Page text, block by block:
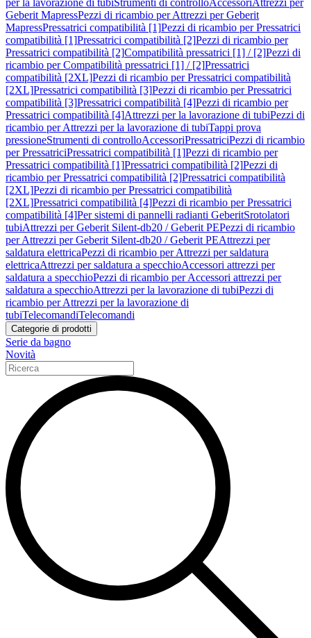
per la lavorazione di tubiStrumenti di controlloAccessoriAttrezzi per
Geberit MapressPezzi di ricambio per Attrezzi per Geberit
MapressPressatrici compatibilità [1]Pezzi di ricambio per Pressatrici
compatibilità [1]Pressatrici compatibilità [2]Pezzi di ricambio per
Pressatrici compatibilità [2]Compatibilità pressatrici [1] / [2]Pezzi di
ricambio per Compatibilità pressatrici [1] / [2]Pressatrici
compatibilità [2XL]Pezzi di ricambio per Pressatrici compatibilità
[2XL]Pressatrici compatibilità [3]Pezzi di ricambio per Pressatrici
compatibilità [3]Pressatrici compatibilità [4]Pezzi di ricambio per
Pressatrici compatibilità [4]Attrezzi per la lavorazione di tubiPezzi di
ricambio per Attrezzi per la lavorazione di tubiTappi prova
pressioneStrumenti di controlloAccessoriPressatriciPezzi di ricambio
per PressatriciPressatrici compatibilità [1]Pezzi di ricambio per
Pressatrici compatibilità [1]Pressatrici compatibilità [2]Pezzi di
ricambio per Pressatrici compatibilità [2]Pressatrici compatibilità
[2XL]Pezzi di ricambio per Pressatrici compatibilità
[2XL]Pressatrici compatibilità [4]Pezzi di ricambio per Pressatrici
compatibilità [4]Per sistemi di pannelli radianti GeberitSrotolatori
tubiAttrezzi per Geberit Silent-db20 / Geberit PEPezzi di ricambio
per Attrezzi per Geberit Silent-db20 / Geberit PEAttrezzi per
saldatura elettricaPezzi di ricambio per Attrezzi per saldatura
elettricaAttrezzi per saldatura a specchioAccessori attrezzi per
saldatura a specchioPezzi di ricambio per Accessori attrezzi per
saldatura a specchioAttrezzi per la lavorazione di tubiPezzi di
ricambio per Attrezzi per la lavorazione di
tubiTelecomandiTelecomandi
Categorie di prodotti
Serie da bagno
Novità